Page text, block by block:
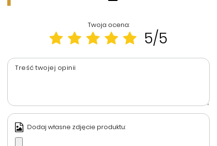
Twoja ocena:
5/5
Treść twojej opinii
Dodaj własne zdjęcie produktu: